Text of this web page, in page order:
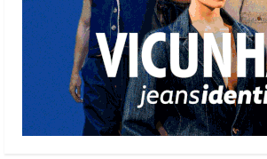
1
Dia dos Pais
moda no varejo
7 de agosto de 2026